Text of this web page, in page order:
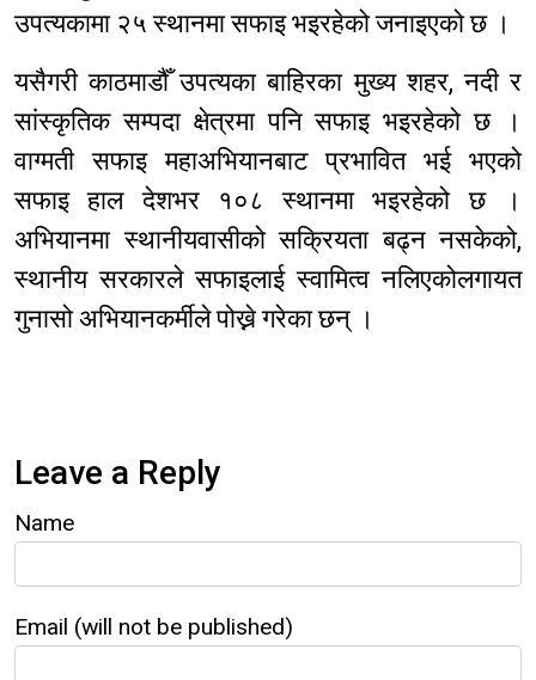
उपत्यकामा २५ स्थानमा सफाइ भइरहेको जनाइएको छ ।
यसैगरी काठमाडौँ उपत्यका बाहिरका मुख्य शहर, नदी र
सांस्कृतिक सम्पदा क्षेत्रमा पनि सफाइ भइरहेको छ ।
वाग्मती सफाइ महाअभियानबाट प्रभावित भई भएको
सफाइ हाल देशभर १०८ स्थानमा भइरहेको छ ।
अभियानमा स्थानीयवासीको सक्रियता बढ्न नसकेको,
स्थानीय सरकारले सफाइलाई स्वामित्व नलिएकोलगायत
गुनासो अभियानकर्मीले पोख्ने गरेका छन् ।
Leave a Reply
Name
Email (will not be published)